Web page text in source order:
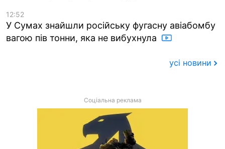
12:52
У Сумах знайшли російську фугасну авіабомбу
вагою пів тонни, яка не вибухнула
усі новини
Соціальна реклама